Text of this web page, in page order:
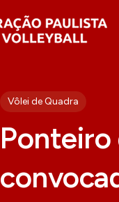
Vôlei de Quadra
Ponteiro